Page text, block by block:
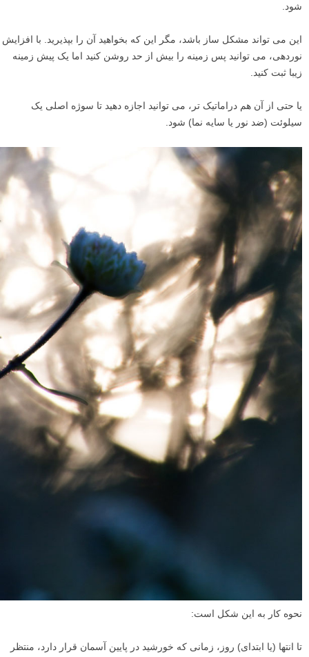
شود.
این می تواند مشکل ساز باشد، مگر این که بخواهید آن را بپذیرید. با افزایش
نوردهی، می توانید پس زمینه را بیش از حد روشن کنید اما یک پیش زمینه
زیبا ثبت کنید.
یا حتی از آن هم دراماتیک تر، می توانید اجازه دهید تا سوژه اصلی یک
سیلوئت (ضد نور یا سایه نما) شود.
نحوه کار به این شکل است:
تا انتها (یا ابتدای) روز، زمانی که خورشید در پایین آسمان قرار دارد، منتظر